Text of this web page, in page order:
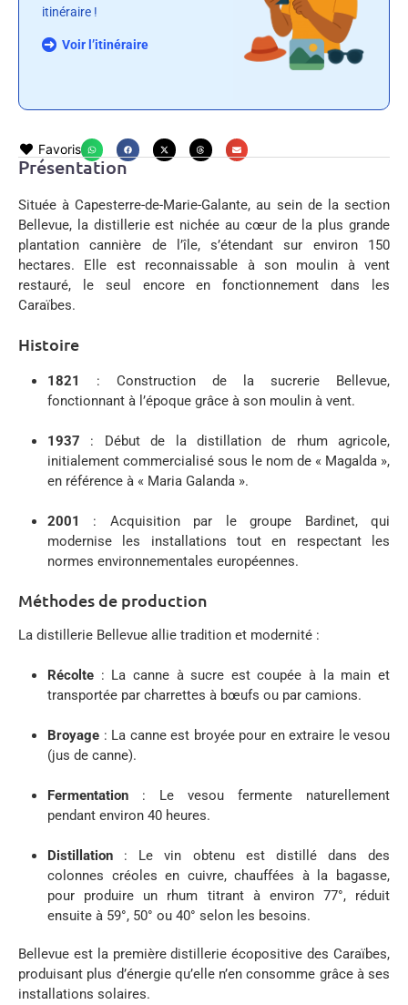
itinéraire !
Voir l’itinéraire
Favoris
Présentation
Située à Capesterre-de-Marie-Galante, au sein de la section
Bellevue, la distillerie est nichée au cœur de la plus grande
plantation cannière de l’île, s’étendant sur environ 150
hectares.
Elle est reconnaissable à son moulin à vent
restauré, le seul encore en fonctionnement dans les
Caraïbes.
Histoire
1821 : Construction de la sucrerie Bellevue,
fonctionnant à l’époque grâce à son moulin à vent.
1937 : Début de la distillation de rhum agricole,
initialement commercialisé sous le nom de « Magalda »,
en référence à « Maria Galanda ».
2001 : Acquisition par le groupe Bardinet, qui
modernise les installations tout en respectant les
normes environnementales européennes.
Méthodes de production
La distillerie Bellevue allie tradition et modernité :
Récolte : La canne à sucre est coupée à la main et
transportée par charrettes à bœufs ou par camions.
Broyage : La canne est broyée pour en extraire le vesou
(jus de canne).
Fermentation : Le vesou fermente naturellement
pendant environ 40 heures.
Distillation : Le vin obtenu est distillé dans des
colonnes créoles en cuivre, chauffées à la bagasse,
pour produire un rhum titrant à environ 77°, réduit
ensuite à 59°, 50° ou 40° selon les besoins.
Bellevue est la première distillerie écopositive des Caraïbes,
produisant plus d’énergie qu’elle n’en consomme grâce à ses
installations solaires.